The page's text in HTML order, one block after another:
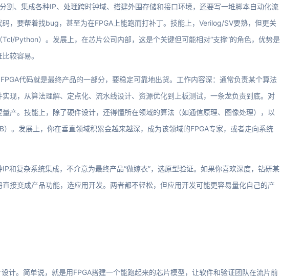
割、集成各种IP、处理跨时钟域、搭建外围存储和接口环境，还要写一堆脚本自动化流
，要帮着找bug，甚至为在FPGA上能跑而打补丁。技能上，Verilog/SV要熟，但更关
Python）。发展上，在芯片公司内部，这是个关键但可能相对“支撑”的角色，优势是
较容易。
代码就是最终产品的一部分，要稳定可靠地出货。工作内容深：通常负责某个算法
现，从算法理解、定点化、流水线设计、资源优化到上板测试，一条龙负责到底。对
产。技能上，除了硬件设计，还得懂所在领域的算法（如通信原理、图像处理），以
。发展上，你在垂直领域积累会越来越深，成为该领域的FPGA专家，或者走向系统
和复杂系统集成，不介意为最终产品“做嫁衣”，选原型验证。如果你喜欢深度，钻研某
接变成产品功能，选应用开发。两者都不轻松，但应用开发可能更容易量化自己的产
计。简单说，就是用FPGA搭建一个能跑起来的芯片模型，让软件和验证团队在流片前